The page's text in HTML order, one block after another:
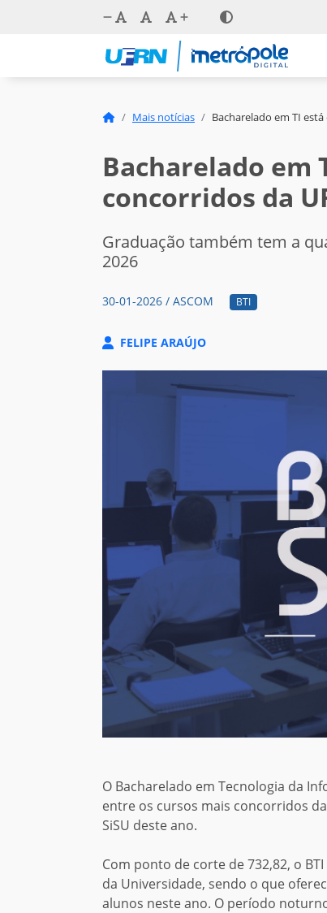
Mais notícias Bacharelado em TI
Bacharelado em
concorridos da
Graduação também tem a
2026
30-01-2026 / ASCOM BTI
FELIPE ARAÚJO
O Bacharelado em Tecnologia da
entre os cursos mais concorridos
SiSU deste ano.
Com ponto de corte de 732,82, o
da Universidade, sendo o que
alunos neste ano. O período